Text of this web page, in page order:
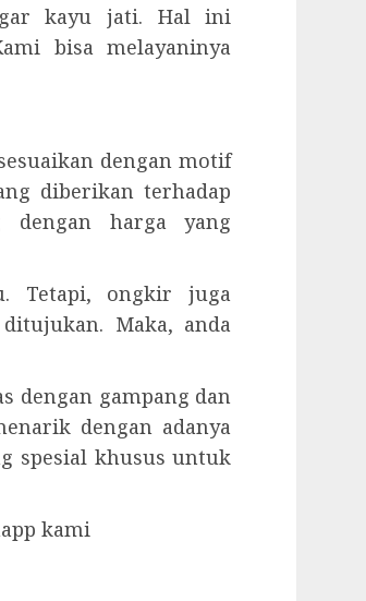
kayu jati. Hal ini
bisa melayaninya
dengan motif
diberikan terhadap
dengan harga yang
Tetapi, ongkir juga
Maka, anda
dengan gampang dan
dengan adanya
spesial khusus untuk
kami